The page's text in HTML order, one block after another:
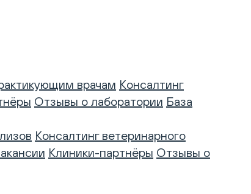
врачам Консалтинг
Отзывы о лаборатории База
Консалтинг ветеринарного
Клиники-партнёры Отзывы о